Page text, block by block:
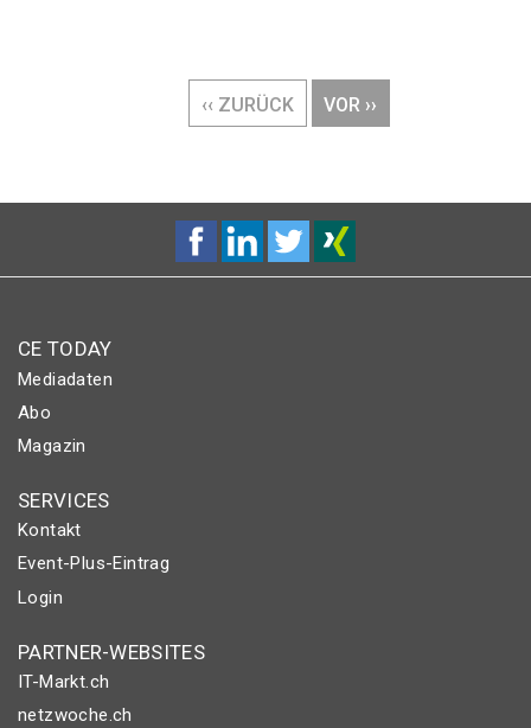
VORHERIGE
SEITE
‹‹ ZURÜCK
NÄCHSTE
SEITE
VOR ››
CE TODAY
Mediadaten
Abo
Magazin
SERVICES
Kontakt
Event-Plus-Eintrag
Login
PARTNER-WEBSITES
IT-Markt.ch
netzwoche.ch